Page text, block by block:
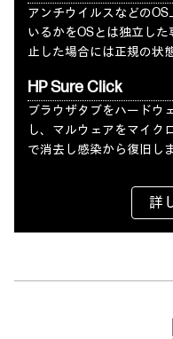
アンチウイルスなどの
いるかをOSとは独立し
止した場合には正規の状
HP Sure Click
ブラウザタブをハードウ
し、マルウェアをマイク
で消去し感染から復旧しま
詳